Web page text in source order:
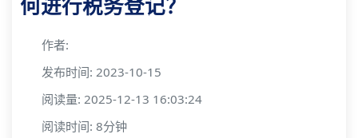
何进行税务登记？
作者:
发布时间: 2023-10-15
阅读量: 2025-12-13 16:03:24
阅读时间: 8分钟